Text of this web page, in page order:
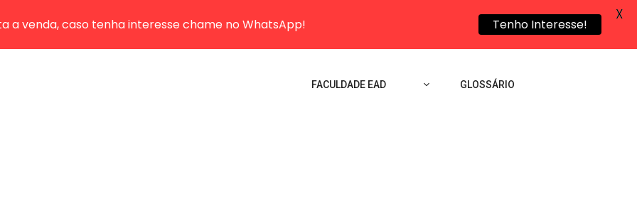
FACULDADE EAD GLOSSÁRIO
a venda, caso tenha interesse chame no WhatsApp! Tenho Interesse!
X